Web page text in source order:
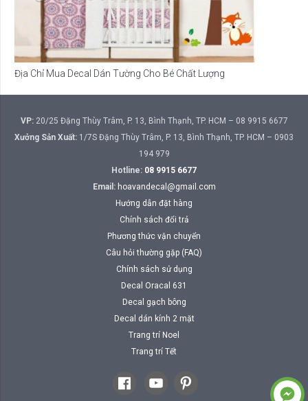
Địa Chỉ Mua Decal Dán Tường Cho Bé Chất Lượng
VP:20/25 Đặng Thùy Trâm, P. 13, Bình Thạnh, TP. HCM – 08 9915 6677
Xưởng Sản Xuất: 1/7S Đặng Thùy Trâm, P. 13, Bình Thạnh, TP. HCM – 0903
194 979
Hotline: 08 9915 6677
Email: hoavandecal@gmail.com
Hướng dẫn đặt hàng
Chính sách đổi trả
Phương thức vận chuyển
Câu hỏi thường gặp (FAQ)
Chính sách sử dụng
Decal Oracal 631
Decal gạch bông
Decal dán kính 2 mặt
Trang trí Noel
Trang trí Tết